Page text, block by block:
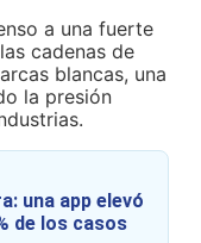
a una fuerte
cadenas de
blancas, una
la presión
una app elevó
de los casos